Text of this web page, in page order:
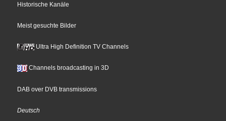
Historische Kanäle
Meist gesuchte Bilder
Ultra High Definition TV Channels
Channels broadcasting in 3D
DAB over DVB transmissions
Deutsch